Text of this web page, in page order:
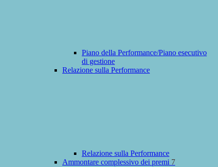
Piano della Performance/Piano esecutivo
di gestione
Relazione sulla Performance
Relazione sulla Performance
Ammontare complessivo dei premi 7